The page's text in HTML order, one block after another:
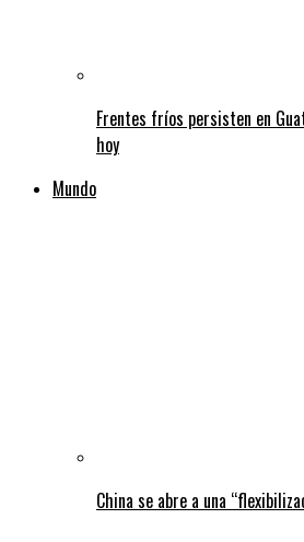
Frentes fríos persisten en
hoy
Mundo
China se abre a una